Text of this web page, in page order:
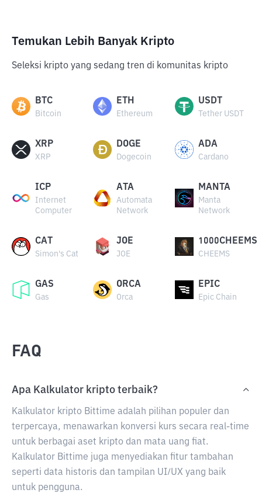
Temukan Lebih Banyak Kripto
Seleksi kripto yang sedang tren di komunitas kripto
BTC
Bitcoin
ETH
Ethereum
USDT
Tether USDT
XRP
XRP
DOGE
Dogecoin
ADA
Cardano
ICP
Internet
Computer
ATA
Automata
Network
MANTA
Manta
Network
CAT
Simon's Cat
JOE
JOE
1000CHEEMS
CHEEMS
GAS
Gas
ORCA
Orca
EPIC
Epic Chain
FAQ
Apa Kalkulator kripto terbaik?
Kalkulator kripto Bittime adalah pilihan populer dan
terpercaya, menawarkan konversi kurs secara real-time
untuk berbagai aset kripto dan mata uang fiat.
Kalkulator Bittime juga menyediakan fitur tambahan
seperti data historis dan tampilan UI/UX yang baik
untuk pengguna.